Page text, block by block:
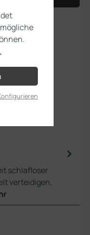
schlafloser
verteidigen,